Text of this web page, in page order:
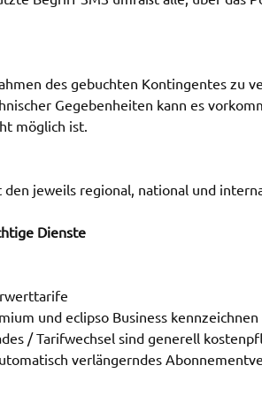
des gebuchten Kontingentes zu
Gegebenheiten kann es
möglich ist.
jeweils regional, national und
Dienste
und eclipso Business
/ Tarifwechsel sind generell
verlängerndes